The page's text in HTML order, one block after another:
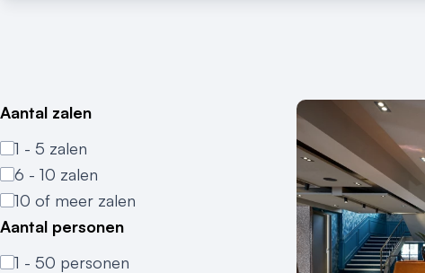
Aantal zalen
1 - 5 zalen
6 - 10 zalen
10 of meer zalen
Aantal personen
1 - 50 personen